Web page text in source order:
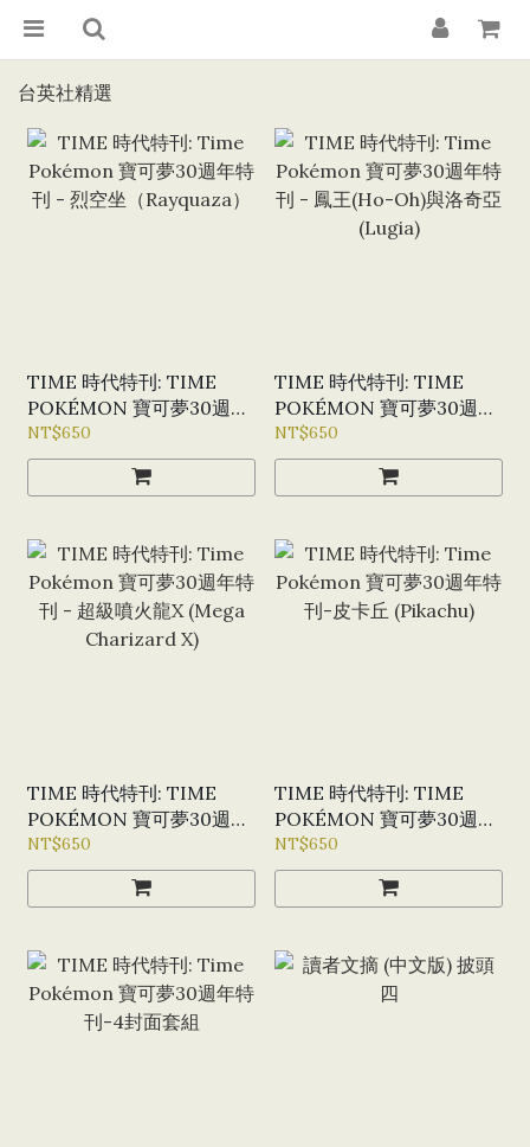
台英社精選
TIME 時代特刊: TIME
POKÉMON 寶可夢30週年
特刊 - 烈空坐
（RAYQUAZA）
NT$650
TIME 時代特刊: TIME
POKÉMON 寶可夢30週年
特刊 - 鳳王(HO-OH)與洛
奇亞(LUGIA)
NT$650
TIME 時代特刊: TIME
POKÉMON 寶可夢30週年
特刊 - 超級噴火龍X
(MEGA CHARIZARD X)
NT$650
TIME 時代特刊: TIME
POKÉMON 寶可夢30週年
特刊-皮卡丘 (PIKACHU)
NT$650